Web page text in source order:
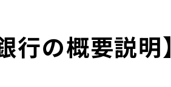
の概要説明】